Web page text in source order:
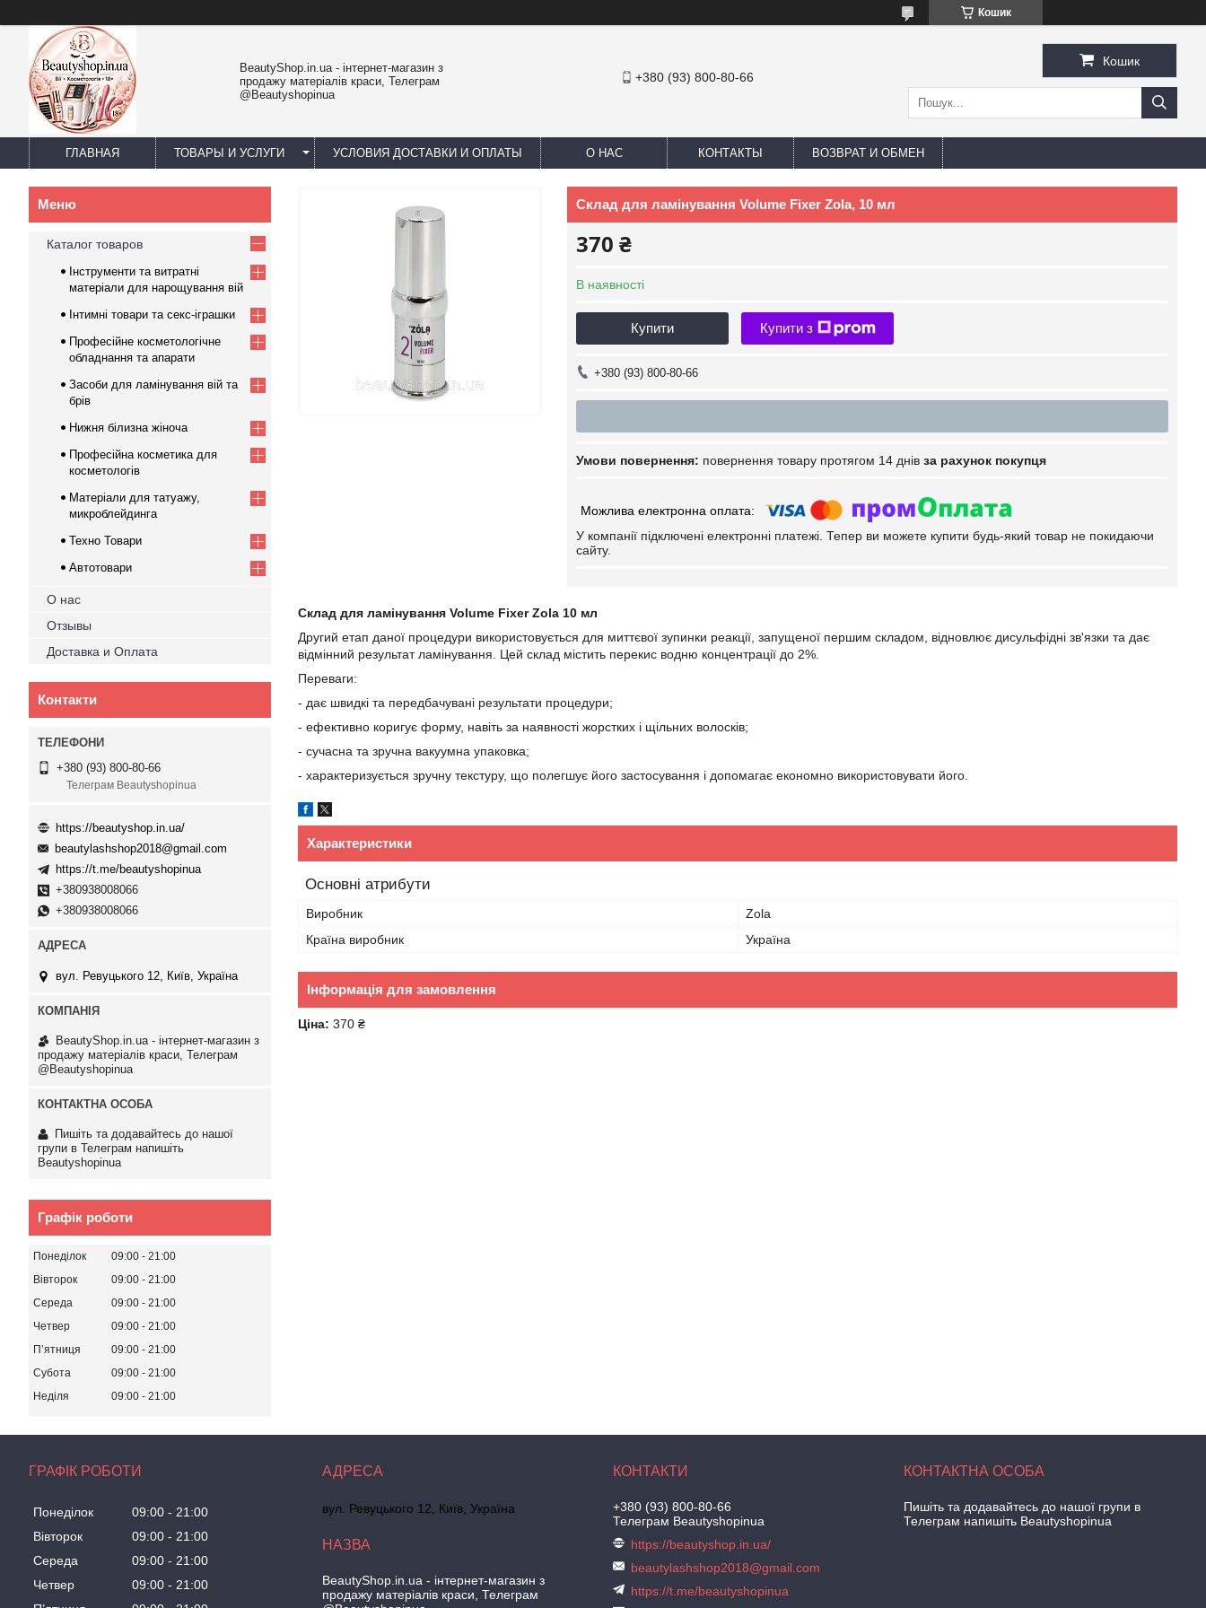
Кошик
BeautyShop.in.ua - інтернет-магазин з
продажу матеріалів краси, Телеграм
@Beautyshopinua
+380 (93) 800-80-66
Кошик
ГЛАВНАЯ ТОВАРЫ И УСЛУГИ УСЛОВИЯ ДОСТАВКИ И ОПЛАТЫ О НАС КОНТАКТЫ ВОЗВРАТ И ОБМЕН
Склад для ламінування Volume Fixer Zola, 10 мл
370 ₴
В наявності
Купити Купити з
+380 (93) 800-80-66
повернення товару протягом 14 днів за рахунок покупця
У компанії підключені електронні платежі. Тепер ви можете купити будь-який товар не покидаючи
сайту.
Склад для ламінування Volume Fixer Zola 10 мл
Другий етап даної процедури використовується для миттєвої зупинки реакції, запущеної першим складом, відновлює дисульфідні зв'язки та дає
відмінний результат ламінування. Цей склад містить перекис водню концентрації до 2%.
Переваги:
- дає швидкі та передбачувані результати процедури;
- ефективно коригує форму, навіть за наявності жорстких і щільних волосків;
- сучасна та зручна вакуумна упаковка;
- характеризується зручну текстуру, що полегшує його застосування і допомагає економно використовувати його.
Характеристики
Основні атрибути
Виробник
Zola
Країна виробник
Україна
Інформація для замовлення
Ціна: 370 ₴
Каталог товаров
Інструменти та витратні
матеріали для нарощування вій
Інтимні товари та секс-іграшки
Професійне косметологічне
обладнання та апарати
Засоби для ламінування вій та
брів
Нижня білизна жіноча
Професійна косметика для
косметологів
Матеріали для татуажу,
микроблейдинга
Техно Товари
Автотовари
О нас
Отзывы
Доставка и Оплата
Контакти
+380 (93) 800-80-66
Телеграм Beautyshopinua
https://beautyshop.in.ua/
beautylashshop2018@gmail.com
https://t.me/beautyshopinua
+380938008066
+380938008066
вул. Ревуцького 12, Київ, Україна
BeautyShop.in.ua - інтернет-магазин з
продажу матеріалів краси, Телеграм
@Beautyshopinua
Пишіть та додавайтесь до нашої
групи в Телеграм напишіть
Beautyshopinua
Графік роботи
Понеділок 09:00
21:00
Вівторок
09:00
21:00
Середа
09:00
21:00
Четвер
09:00
21:00
Пʼятниця
09:00
21:00
Субота
09:00
21:00
Неділя
09:00 21:00
ГРАФІК РОБОТИ
Понеділок 09:00
21:00
Вівторок
09:00
21:00
Середа
09:00
21:00
Четвер
09:00
21:00
вул. Ревуцького 12, Київ, Україна
BeautyShop.in.ua - інтернет-магазин з
продажу матеріалів краси, Телеграм
+380 (93) 800-80-66
Телеграм Beautyshopinua
https://beautyshop.in.ua/
beautylashshop2018@gmail.com
https://t.me/beautyshopinua
Пишіть та додавайтесь до нашої групи в
Телеграм напишіть Beautyshopinua